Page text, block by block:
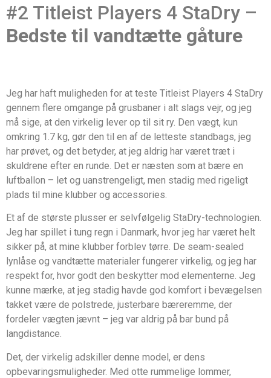
#2 Titleist Players 4 StaDry –
Bedste til vandtætte gåture
Jeg har haft muligheden for at teste Titleist Players 4 StaDry
gennem flere omgange på grusbaner i alt slags vejr, og jeg
må sige, at den virkelig lever op til sit ry. Den vægt, kun
omkring 1.7 kg, gør den til en af de letteste standbags, jeg
har prøvet, og det betyder, at jeg aldrig har været træt i
skuldrene efter en runde. Det er næsten som at bære en
luftballon – let og uanstrengeligt, men stadig med rigeligt
plads til mine klubber og accessories.
Et af de største plusser er selvfølgelig StaDry-technologien.
Jeg har spillet i tung regn i Danmark, hvor jeg har været helt
sikker på, at mine klubber forblev tørre. De seam-sealed
lynlåse og vandtætte materialer fungerer virkelig, og jeg har
respekt for, hvor godt den beskytter mod elementerne. Jeg
kunne mærke, at jeg stadig havde god komfort i bevægelsen
takket være de polstrede, justerbare bæreremme, der
fordeler vægten jævnt – jeg var aldrig på bar bund på
langdistance.
Det, der virkelig adskiller denne model, er dens
opbevaringsmuligheder. Med otte rummelige lommer,